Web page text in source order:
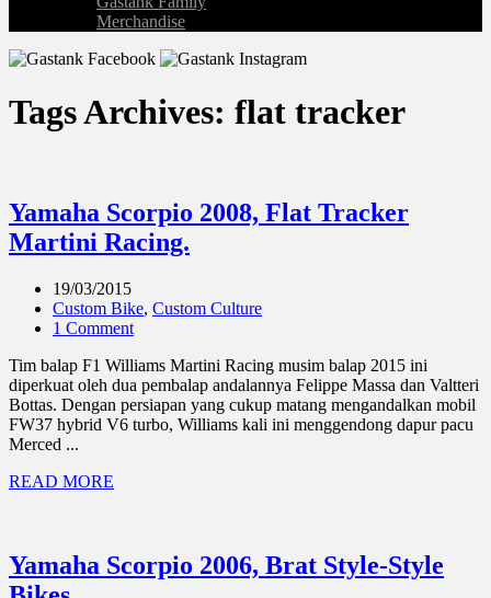
Merchandise
Tags Archives: flat tracker
Yamaha Scorpio 2008, Flat Tracker
Martini Racing.
19/03/2015
Custom Bike, Custom Culture
1 Comment
Tim balap F1 Williams Martini Racing musim balap 2015 ini
diperkuat oleh dua pembalap andalannya Felippe Massa dan Valtteri
Bottas. Dengan persiapan yang cukup matang mengandalkan mobil
FW37 hybrid V6 turbo, Williams kali ini menggendong dapur pacu
Merced ...
READ MORE
Yamaha Scorpio 2006, Brat Style-Style